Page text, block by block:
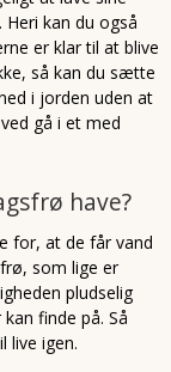
kan du også
er klar til at blive
så kan du sætte
i jorden uden at
gå i et med
have?
for, at de får vand
som lige er
pludselig
finde på. Så
live igen.